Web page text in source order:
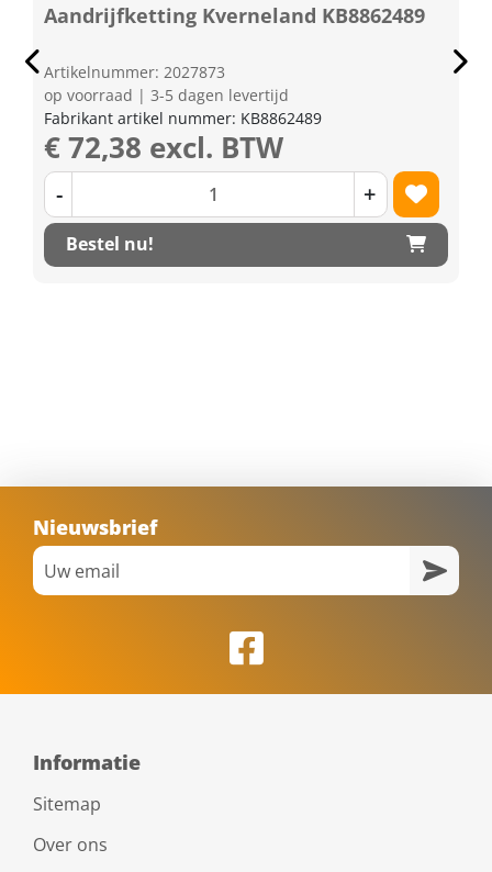
Aandrijfketting Kverneland KB8862489
Artikelnummer: 2027873
op voorraad | 3-5 dagen levertijd
Fabrikant artikel nummer: KB8862489
€ 72,38 excl. BTW
- +
Bestel nu!
Nieuwsbrief
Informatie
Sitemap
Over ons